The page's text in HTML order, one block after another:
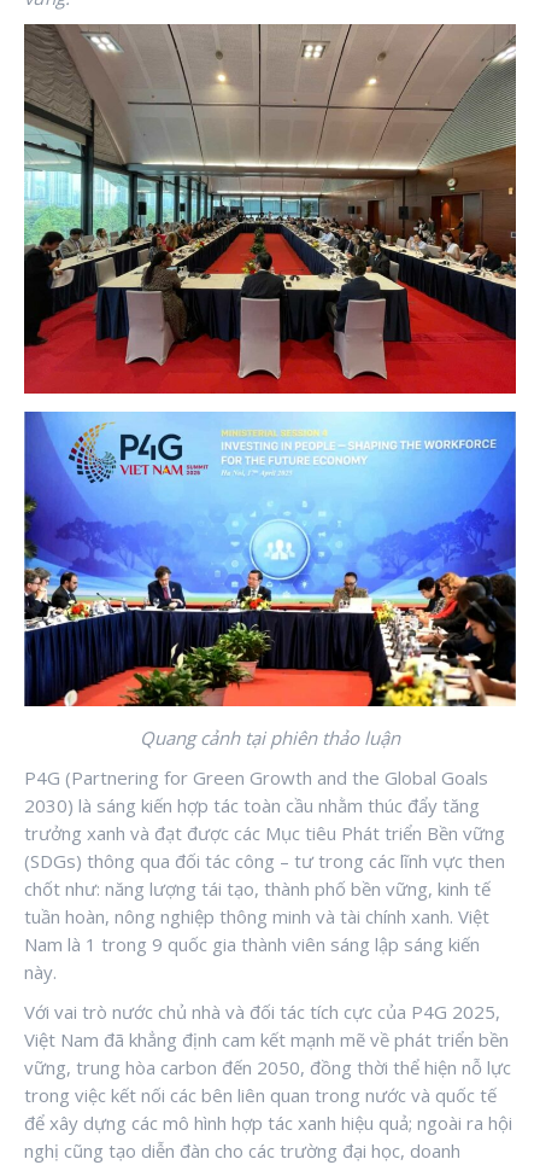
Quang cảnh tại phiên thảo luận
P4G (Partnering for Green Growth and the Global Goals
2030) là sáng kiến hợp tác toàn cầu nhằm thúc đẩy tăng
trưởng xanh và đạt được các Mục tiêu Phát triển Bền vững
(SDGs) thông qua đối tác công – tư trong các lĩnh vực then
chốt như: năng lượng tái tạo, thành phố bền vững, kinh tế
tuần hoàn, nông nghiệp thông minh và tài chính xanh. Việt
Nam là 1 trong 9 quốc gia thành viên sáng lập sáng kiến
này.
Với vai trò nước chủ nhà và đối tác tích cực của P4G 2025,
Việt Nam đã khẳng định cam kết mạnh mẽ về phát triển bền
vững, trung hòa carbon đến 2050, đồng thời thể hiện nỗ lực
trong việc kết nối các bên liên quan trong nước và quốc tế
để xây dựng các mô hình hợp tác xanh hiệu quả; ngoài ra hội
nghị cũng tạo diễn đàn cho các trường đại học, doanh